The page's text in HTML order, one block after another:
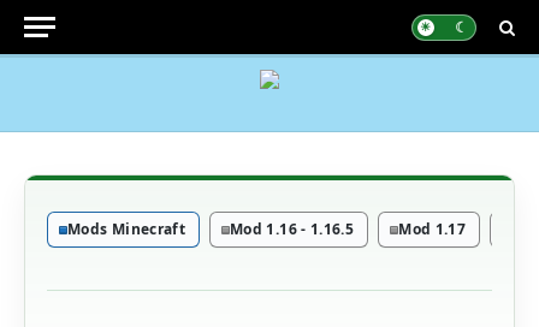
Mods Minecraft Mod 1.16 - 1.16.5 Mod 1.17